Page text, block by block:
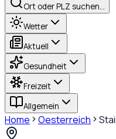
Ort oder PLZ suchen…
Wetter
Aktuell
Gesundheit
Freizeit
Allgemein
Home Oesterreich